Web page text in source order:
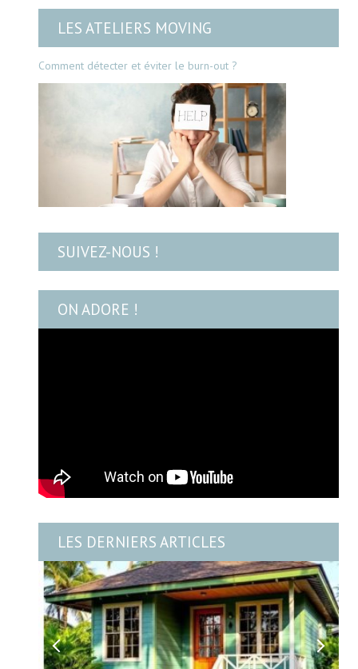
LES ATELIERS MOVING
Comment détecter et éviter le burn-out ?
SUIVEZ-NOUS !
ON ADORE !
LES DERNIERS ARTICLES